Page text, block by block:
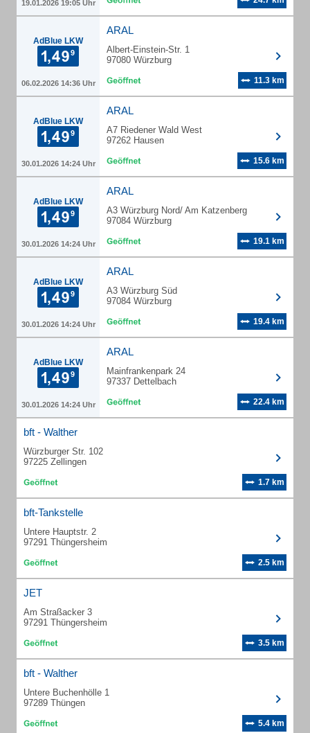
19.01.2026 19:05 Uhr
AdBlue LKW
06.02.2026 14:36 Uhr
ARAL
Albert-Einstein-Str. 1
97080 Würzburg
11.3 km
AdBlue LKW
30.01.2026 14:24 Uhr
ARAL
A7 Riedener Wald West
97262 Hausen
15.6 km
AdBlue LKW
30.01.2026 14:24 Uhr
ARAL
A3 Würzburg Nord/ Am Katzenberg
97084 Würzburg
19.1 km
AdBlue LKW
30.01.2026 14:24 Uhr
ARAL
A3 Würzburg Süd
97084 Würzburg
19.4 km
AdBlue LKW
30.01.2026 14:24 Uhr
ARAL
Mainfrankenpark 24
97337 Dettelbach
22.4 km
bft - Walther
Würzburger Str. 102
97225 Zellingen
1.7 km
bft-Tankstelle
Untere Hauptstr. 2
97291 Thüngersheim
2.5 km
JET
Am Straßacker 3
97291 Thüngersheim
3.5 km
bft - Walther
Untere Buchenhölle 1
97289 Thüngen
5.4 km